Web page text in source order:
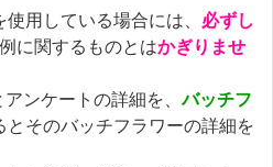
使用している場合には、 必ずし
に関するものとはかぎりませ
アンケートの詳細を、バッチフ
とそのバッチフラワーの詳細を